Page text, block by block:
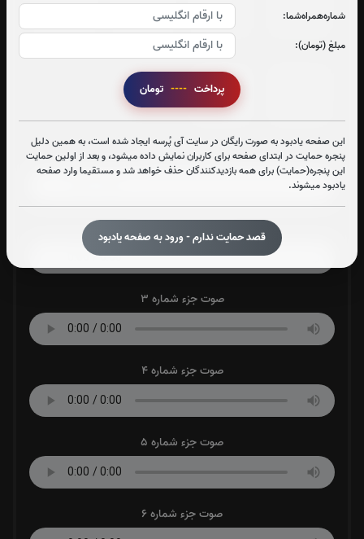
شماره‌همراه‌شما:
مبلغ (تومان):
پرداخت ----
این صفحه یادبود به صورت رایگان در سایت آی پُرسه ایجاد شده است، به همین دلیل
پنجره حمایت در ابتدای صفحه برای کاربران نمایش داده میشود، و بعد از اولین حمایت
این پنجره(حمایت) برای همه بازدیدکنندگان حذف خواهد شد و مستقیما وارد صفحه
یادبود میشوند.
قصد حمایت ندارم - ورود به صفحه یادبود
0بار بار
جزء 30
1بار
صوت جزء شماره 1
صوت جزء شماره 3
صوت جزء شماره 4
صوت جزء شماره 5
صوت جزء شماره 6